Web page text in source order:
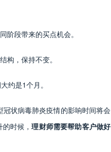
阶段带来的买点机会。
构，保持不变。
约是1个月。
状病毒肺炎疫情的影响时间将会
的时候，理财师需要帮助客户做好